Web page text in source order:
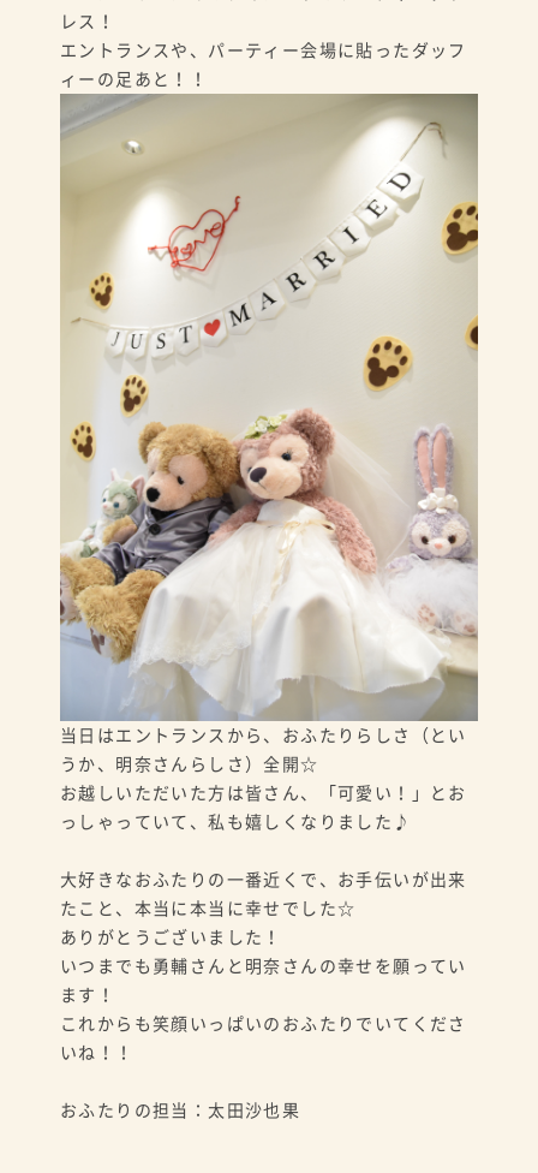
レス！
エントランスや、パーティー会場に貼ったダッフ
ィーの足あと！！
当日はエントランスから、おふたりらしさ（とい
うか、明奈さんらしさ）全開☆
お越しいただいた方は皆さん、「可愛い！」とお
っしゃっていて、私も嬉しくなりました♪
大好きなおふたりの一番近くで、お手伝いが出来
たこと、本当に本当に幸せでした☆
ありがとうございました！
いつまでも勇輔さんと明奈さんの幸せを願ってい
ます！
これからも笑顔いっぱいのおふたりでいてくださ
いね！！
おふたりの担当：太田沙也果